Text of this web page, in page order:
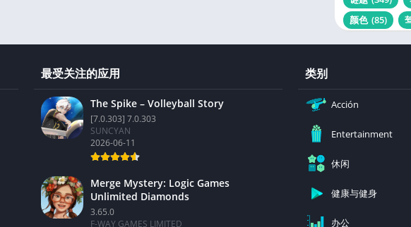
颜色 (85)
最受关注的应用
The Spike – Volleyball Story
[7.0.303] 7.0.303
SUNCYAN
2026-06-11
Merge Mystery: Logic Games
Unlimited Diamonds
3.65.0
F-WAY GAMES LIMITED
类别
Acción
Entertainment
休闲
健康与健身
办公